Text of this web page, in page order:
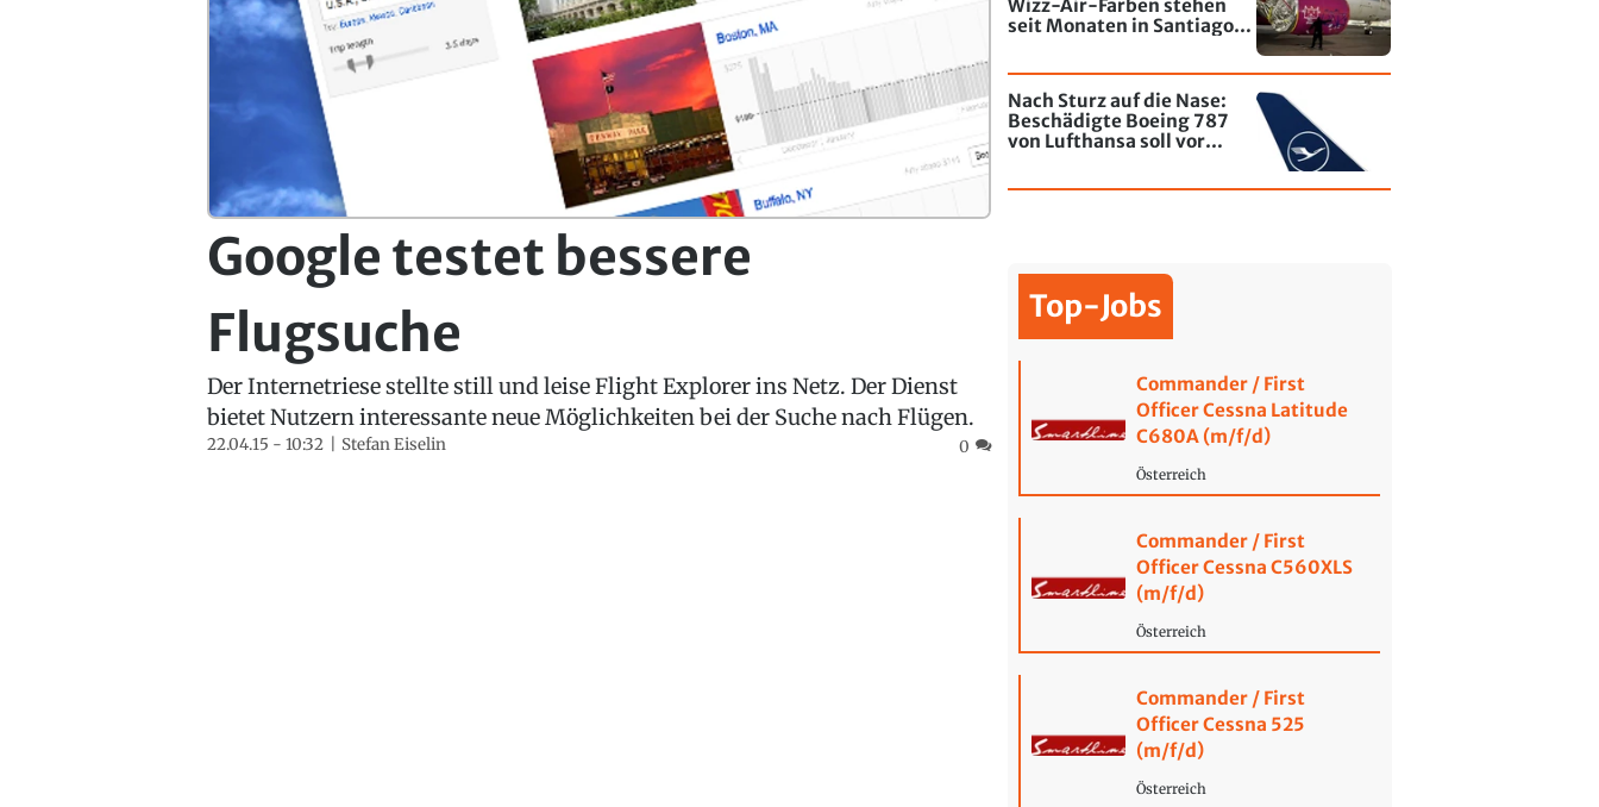
Google testet bessere
Flugsuche
Der Internetriese stellte still und leise Flight Explorer ins Netz. Der Dienst
bietet Nutzern interessante neue Möglichkeiten bei der Suche nach Flügen.
22.04.15 - 10:32 Stefan Eiselin 0
Wizz-Air-Farben stehen
seit Monaten in Santiago
Nach Sturz auf die Nase:
Beschädigte Boeing 787
von Lufthansa soll vor
Top-Jobs
Commander / First
Officer Cessna Latitude
C680A (m/f/d)
Österreich
Commander / First
Officer Cessna C560XLS
(m/f/d)
Österreich
Commander / First
Officer Cessna 525
(m/f/d)
Österreich